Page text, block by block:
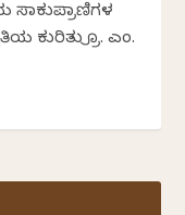
ಕುರಿತು ಪ್ರೊ. ಎಂ.